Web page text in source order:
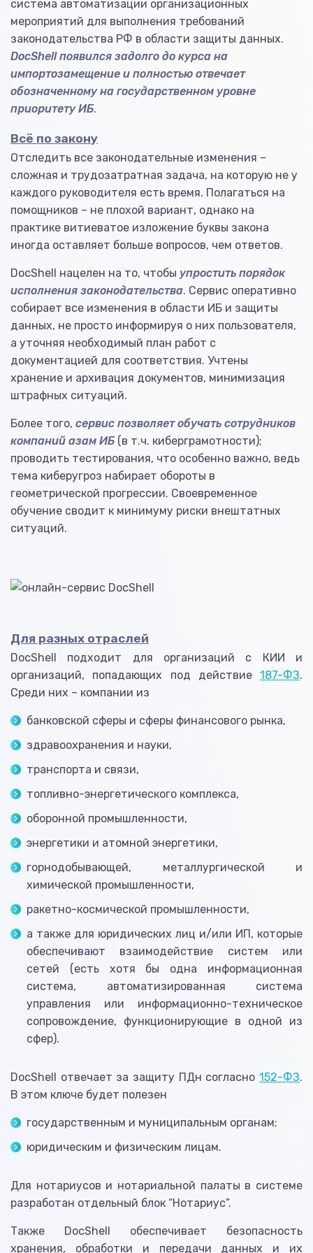
система автоматизации организационных
мероприятий для выполнения требований
законодательства РФ в области защиты данных.
DocShell появился задолго до курса на
импортозамещение и полностью отвечает
обозначенному на государственном уровне
приоритету ИБ.
Всё по закону
Отследить все законодательные изменения –
сложная и трудозатратная задача, на которую не у
каждого руководителя есть время. Полагаться на
помощников – не плохой вариант, однако на
практике витиеватое изложение буквы закона
иногда оставляет больше вопросов, чем ответов.
DocShell нацелен на то, чтобы упростить порядок
исполнения законодательства. Сервис оперативно
собирает все изменения в области ИБ и защиты
данных, не просто информируя о них пользователя,
а уточняя необходимый план работ с
документацией для соответствия. Учтены
хранение и архивация документов, минимизация
штрафных ситуаций.
Более того, сервис позволяет обучать сотрудников
компаний азам ИБ(в т.ч. киберграмотности);
проводить тестирования, что особенно важно, ведь
тема киберугроз набирает обороты в
геометрической прогрессии. Своевременное
обучение сводит к минимуму риски внештатных
ситуаций.
Для разных отраслей
DocShell подходит для организаций с КИИ и
организаций, попадающих под действие 187-ФЗ.
Среди них – компании из
банковской сферы и сферы финансового рынка,
здравоохранения и науки,
транспорта и связи,
топливно-энергетического комплекса,
оборонной промышленности,
энергетики и атомной энергетики,
горнодобывающей, металлургической и
химической промышленности,
ракетно-космической промышленности,
а также для юридических лиц и/или ИП, которые
обеспечивают взаимодействие систем или
сетей (есть хотя бы одна информационная
система, автоматизированная система
управления или информационно-техническое
сопровождение, функционирующие в одной из
сфер).
DocShell отвечает за защиту ПДн согласно 152-ФЗ.
В этом ключе будет полезен
государственным и муниципальным органам;
юридическим и физическим лицам.
Для нотариусов и нотариальной палаты в системе
разработан отдельный блок “Нотариус”.
Также DocShell обеспечивает безопасность
хранения, обработки и передачи данных и их